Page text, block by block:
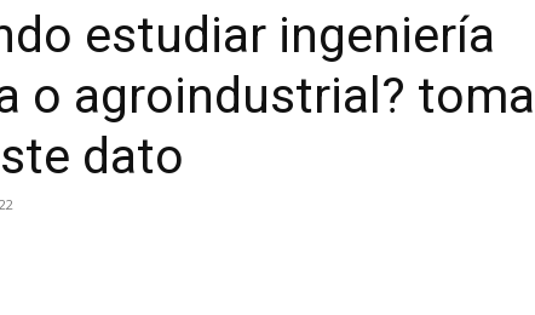
estudiar ingeniería
o agroindustrial? toma
dato